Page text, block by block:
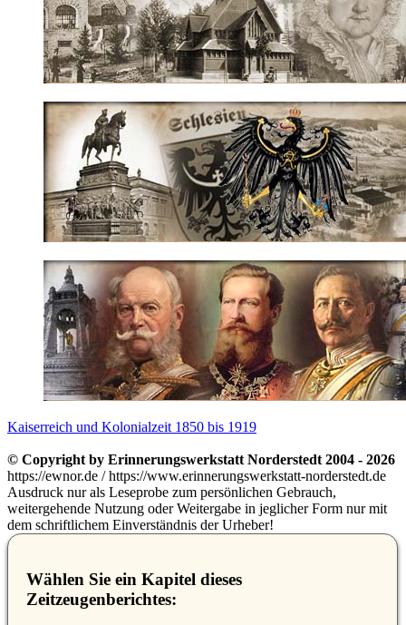
Kaiserreich und Kolonialzeit 1850 bis 1919
© Copyright by Erinnerungswerkstatt Norderstedt 2004 - 2026
https://ewnor.de / https://www.erinnerungswerkstatt-norderstedt.de
Ausdruck nur als Leseprobe zum persönlichen Gebrauch,
weitergehende Nutzung oder Weitergabe in jeglicher Form nur mit
dem schriftlichem Einverständnis der Urheber!
Wählen Sie ein Kapitel dieses
Zeitzeugenberichtes: